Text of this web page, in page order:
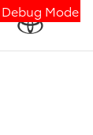
Debug Mode